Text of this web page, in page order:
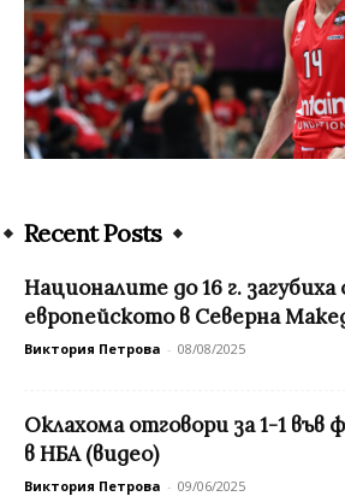
Recent Posts
Националите до 16 г. загубиха
европейското в Северна
Виктория Петрова - 08/08/2025
Оклахома отговори за 1-1 във
в НБА (видео)
Виктория Петрова - 09/06/2025